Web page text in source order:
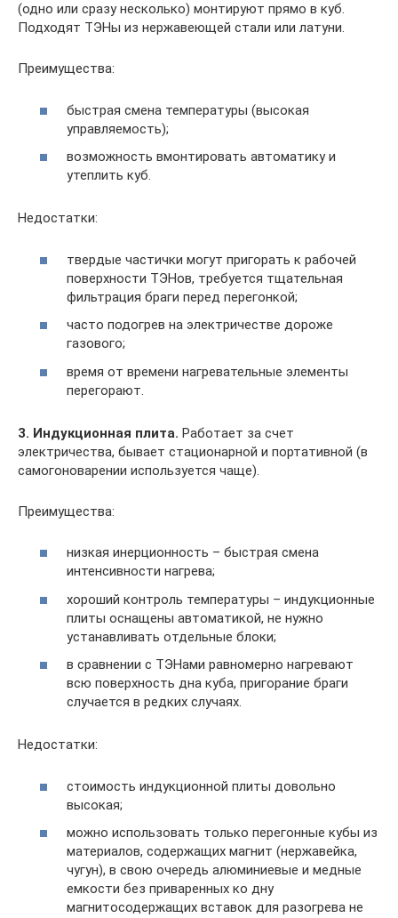
(одно или сразу несколько) монтируют прямо в куб.
Подходят ТЭНы из нержавеющей стали или латуни.
Преимущества:
быстрая смена температуры (высокая
управляемость);
возможность вмонтировать автоматику и
утеплить куб.
Недостатки:
твердые частички могут пригорать к рабочей
поверхности ТЭНов, требуется тщательная
фильтрация браги перед перегонкой;
часто подогрев на электричестве дороже
газового;
время от времени нагревательные элементы
перегорают.
3. Индукционная плита. Работает за счет
электричества, бывает стационарной и портативной (в
самогоноварении используется чаще).
Преимущества:
низкая инерционность – быстрая смена
интенсивности нагрева;
хороший контроль температуры – индукционные
плиты оснащены автоматикой, не нужно
устанавливать отдельные блоки;
в сравнении с ТЭНами равномерно нагревают
всю поверхность дна куба, пригорание браги
случается в редких случаях.
Недостатки:
стоимость индукционной плиты довольно
высокая;
можно использовать только перегонные кубы из
материалов, содержащих магнит (нержавейка,
чугун), в свою очередь алюминиевые и медные
емкости без приваренных ко дну
магнитосодержащих вставок для разогрева не